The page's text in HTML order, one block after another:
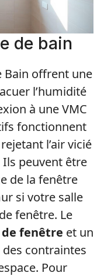
de bain
Bain offrent une
l’humidité
à une VMC
fonctionnent
l’air vicié
Ils peuvent être
de la fenêtre
si votre salle
fenêtre. Le
fenêtre et un
contraintes
Pour